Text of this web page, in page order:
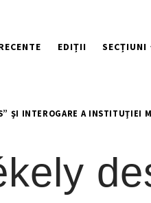
EDIȚII SECȚIUNI
ŞI INTEROGARE A INSTITUŢIEI